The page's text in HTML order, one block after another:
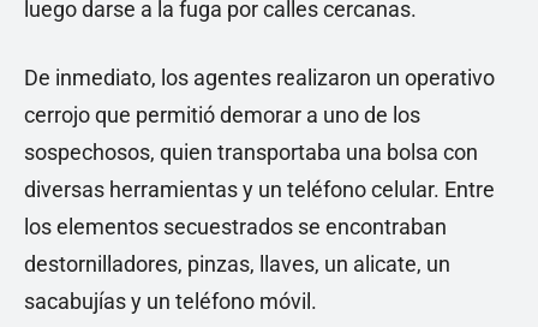
luego darse a la fuga por calles cercanas.
De inmediato, los agentes realizaron un operativo
cerrojo que permitió demorar a uno de los
sospechosos, quien transportaba una bolsa con
diversas herramientas y un teléfono celular. Entre
los elementos secuestrados se encontraban
destornilladores, pinzas, llaves, un alicate, un
sacabujías y un teléfono móvil.